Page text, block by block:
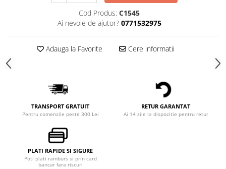
Cod Produs: C1545
Ai nevoie de ajutor? 0771532975
Adauga la Favorite Cere informatii
TRANSPORT GRATUIT
Pentru comenzile peste 300 Lei
RETUR GARANTAT
Ai 14 zile la dispozitie pentru retur
PLATI RAPIDE SI SIGURE
Poti plati ramburs si prin card
bancar fara riscuri